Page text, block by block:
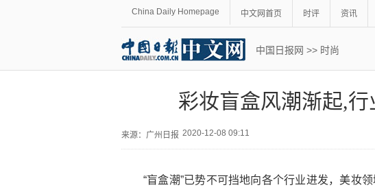
China Daily Homepage 中文网首页 时评 资讯
中国日报网 >> 时尚
彩妆盲盒风潮渐起,
来源： 广州日报 2020-12-08 09:11
“盲盒潮”已势不可挡地向各个行业进发，美妆